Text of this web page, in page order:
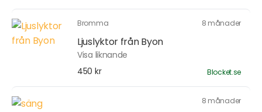
Bromma 8 månader
Ljuslyktor från Byon
Visa liknande
450 kr
Blocket.se
8 månader